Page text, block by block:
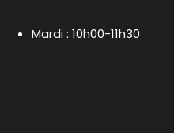
Mardi : 10h00-11h30